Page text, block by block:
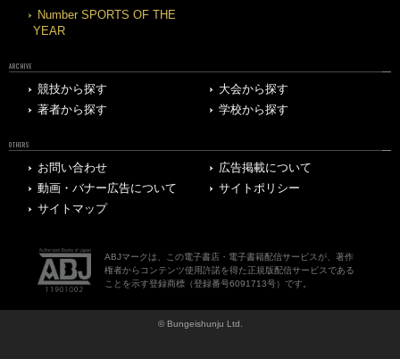
Number SPORTS OF THE
YEAR
ARCHIVE
競技から探す
大会から探す
著者から探す
学校から探す
OTHERS
お問い合わせ
広告掲載について
動画・バナー広告について
サイトポリシー
サイトマップ
ABJマークは、この電子書店・電子書籍配信サービスが、著作
権者からコンテンツ使用許諾を得た正規版配信サービスである
ことを示す登録商標（登録番号6091713号）です。
© Bungeishunju Ltd.